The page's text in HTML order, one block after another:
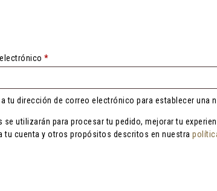
electrónico*Obligatorio
tu dirección de correo electrónico para establecer una
se utilizarán para procesar tu pedido, mejorar tu
tu cuenta y otros propósitos descritos en nuestra